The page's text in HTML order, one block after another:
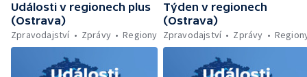
Události v regionech plus
(Ostrava)
Zpravodajství
Zprávy Regiony
Týden v regionech
(Ostrava)
Zpravodajství
Zprávy